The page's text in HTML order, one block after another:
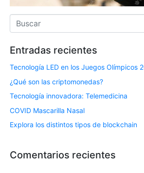
Entradas recientes
Tecnología LED en los Juegos Olímpicos
¿Qué son las criptomonedas?
Tecnología innovadora: Telemedicina
COVID Mascarilla Nasal
Explora los distintos tipos de blockchain
Comentarios recientes